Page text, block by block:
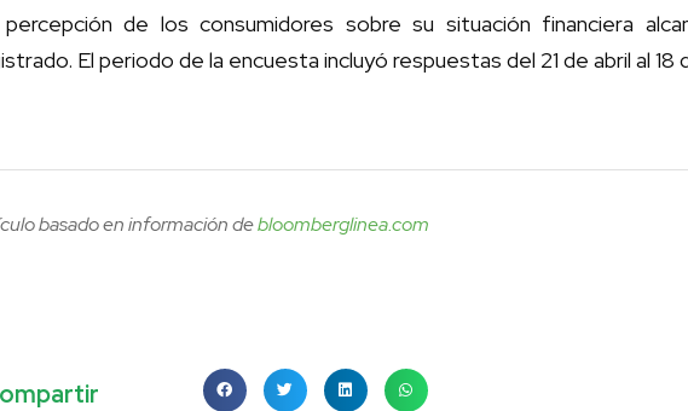
de los consumidores sobre su situación financiera
El periodo de la encuesta incluyó respuestas del 21 de abril al 18
basado en información debloomberglinea.com